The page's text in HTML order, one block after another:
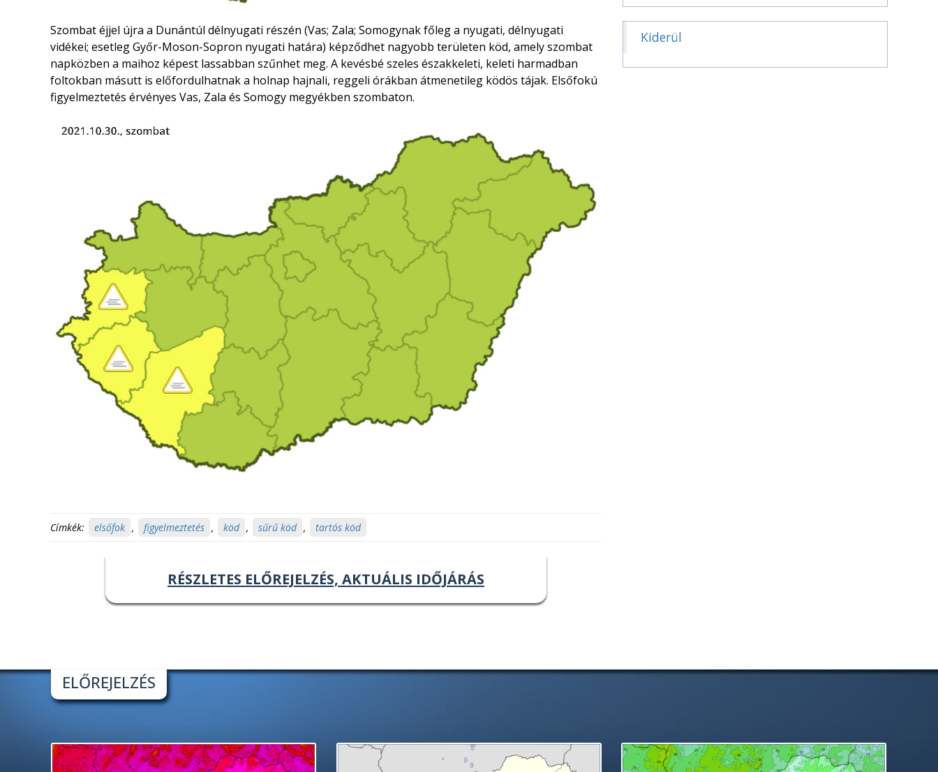
Szombat éjjel újra a Dunántúl délnyugati részén (Vas; Zala; Somogynak főleg a nyugati, délnyugati
vidékei; esetleg Győr-Moson-Sopron nyugati határa) képződhet nagyobb területen köd, amely szombat
napközben a maihoz képest lassabban szűnhet meg. A kevésbé szeles északkeleti, keleti harmadban
foltokban másutt is előfordulhatnak a holnap hajnali, reggeli órákban átmenetileg ködös tájak. Elsőfokú
figyelmeztetés érvényes Vas, Zala és Somogy megyékben szombaton.
Címkék: elsőfok , figyelmeztetés , köd , sűrű köd , tartós köd
RÉSZLETES ELŐREJELZÉS, AKTUÁLIS IDŐJÁRÁS
Kiderül
ELŐREJELZÉS